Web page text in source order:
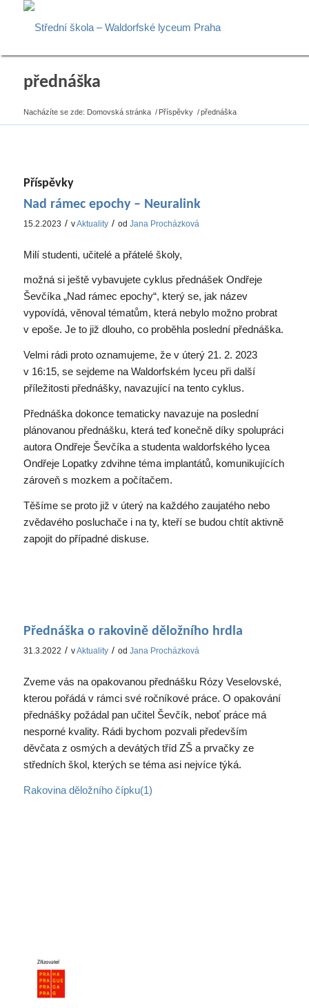
přednáška
Nacházíte se zde: Domovská stránka / Příspěvky / přednáška
Příspěvky
Nad rámec epochy – Neuralink
15.2.2023 / vAktuality / od Jana Procházková
Milí studenti, učitelé a přátelé školy,
možná si ještě vybavujete cyklus přednášek Ondřeje
Ševčíka „Nad rámec epochy“, který se, jak název
vypovídá, věnoval tématům, která nebylo možno probrat
v epoše. Je to již dlouho, co proběhla poslední přednáška.
Velmi rádi proto oznamujeme, že v úterý 21. 2. 2023
v 16:15, se sejdeme na Waldorfském lyceu při další
příležitosti přednášky, navazující na tento cyklus.
Přednáška dokonce tematicky navazuje na poslední
plánovanou přednášku, která teď konečně díky spolupráci
autora Ondřeje Ševčíka a studenta waldorfského lycea
Ondřeje Lopatky zdvihne téma implantátů, komunikujících
zároveň s mozkem a počítačem.
Těšíme se proto již v úterý na každého zaujatého nebo
zvědavého posluchače i na ty, kteří se budou chtít aktivně
zapojit do případné diskuse.
Přednáška o rakovině děložního hrdla
31.3.2022 / vAktuality / od Jana Procházková
Zveme vás na opakovanou přednášku Rózy Veselovské,
kterou pořádá v rámci své ročníkové práce. O opakování
přednášky požádal pan učitel Ševčík, neboť práce má
nesporné kvality. Rádi bychom pozvali především
děvčata z osmých a devátých tříd ZŠ a prvačky ze
středních škol, kterých se téma asi nejvíce týká.
Rakovina děložního čípku(1)